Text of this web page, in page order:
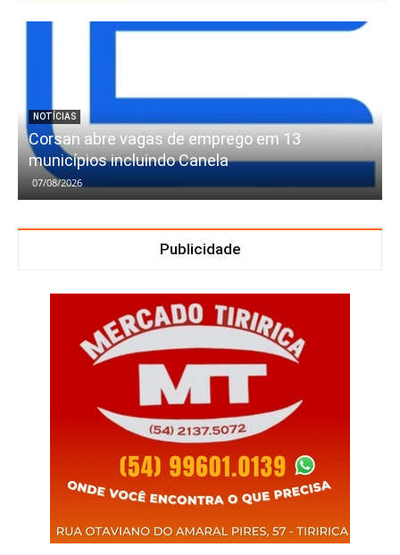
NOTÍCIAS
Corsan abre vagas de emprego em 13
municípios incluindo Canela
07/08/2026
Publicidade